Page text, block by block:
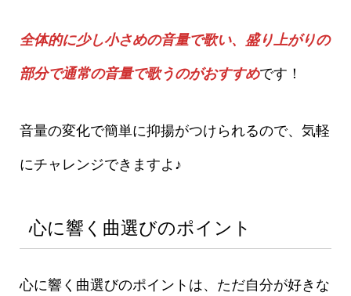
全体的に少し小さめの音量で歌い、盛り上がりの
部分で通常の音量で歌うのがおすすめです！
音量の変化で簡単に抑揚がつけられるので、気軽
にチャレンジできますよ♪
心に響く曲選びのポイント
心に響く曲選びのポイントは、ただ自分が好きな